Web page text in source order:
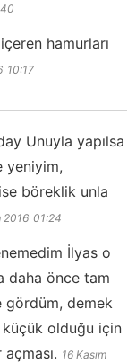
hamurları
10:17
Unuyla yapılsa
yeniyim,
böreklik unla
2016 01:24
İlyas o
daha önce tam
gördüm, demek
küçük olduğu için
16 Kasım